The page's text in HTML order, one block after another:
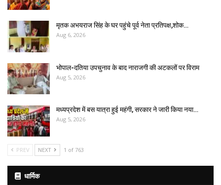
मृतक अभयराज सिंह के घर पहुंचे पूर्व नेता प्रतिपक्ष,शोक…
Aug 6, 2026
भोपाल-दतिया उपचुनाव के बाद नाराजगी की अटकलों पर विराम
Aug 5, 2026
मध्यप्रदेश में बस यात्रा हुई महंगी, सरकार ने जारी किया नया…
Aug 5, 2026
PREV NEXT 1 of 763
धार्मिक